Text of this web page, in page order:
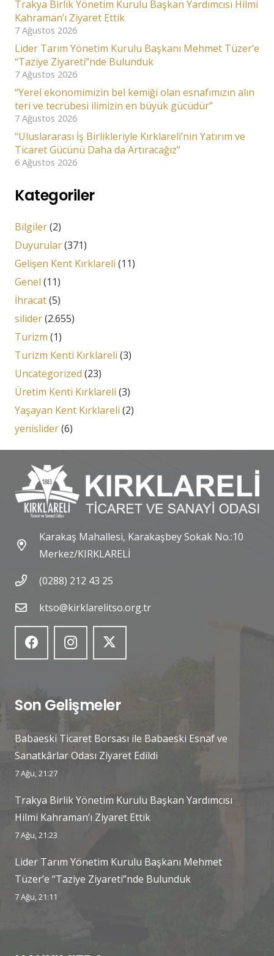
Trakya Birlik Yönetim Kurulu Başkan Yardımcısı Hilmi
Kahraman’ı Ziyaret Ettik
7 Ağustos 2026
Lider Tarım Yönetim Kurulu Başkanı Mehmet Tüzer’e
“Taziye Ziyareti”nde Bulunduk
7 Ağustos 2026
“Yerel ekonomimizin bel kemiği olan esnafımızın alın
teri ve tecrübesi ilimizin en büyük gücüdür”
7 Ağustos 2026
“Uluslararası İş Birlikleriyle Kırklareli’nin Yatırım ve
Ticaret Gücünü Daha da Artıracağız”
6 Ağustos 2026
Kategoriler
Bilgiler(2)
Duyurular(371)
Gelişen Kent Kırklareli (11)
Genel (11)
İhracat(5)
silider(2.655)
Turizm (1)
Turizm Kenti Kırklareli (3)
Uncategorized (23)
Üretim Kenti Kırklareli (3)
Yaşayan Kent Kırklareli (2)
yenislider(6)
Karakaş Mahallesi, Karakaşbey Sokak No.:10
Merkez/KIRKLARELİ
(0288) 212 43 25
ktso@kirklarelitso.org.tr
Son Gelişmeler
Babaeski Ticaret Borsası ile Babaeski Esnaf ve
Sanatkârlar Odası Ziyaret Edildi
7 Ağu, 21:27
Trakya Birlik Yönetim Kurulu Başkan Yardımcısı
Hilmi Kahraman’ı Ziyaret Ettik
7 Ağu, 21:23
Lider Tarım Yönetim Kurulu Başkanı Mehmet
Tüzer’e “Taziye Ziyareti”nde Bulunduk
7 Ağu, 21:11